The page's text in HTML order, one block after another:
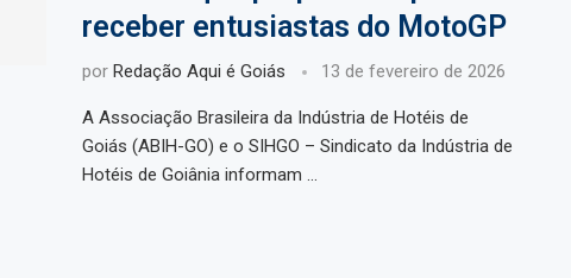
receber entusiastas do MotoGP
por Redação Aqui é Goiás 13 de fevereiro de 2026
A Associação Brasileira da Indústria de Hotéis de
Goiás (ABIH-GO) e o SIHGO – Sindicato da Indústria de
Hotéis de Goiânia informam …